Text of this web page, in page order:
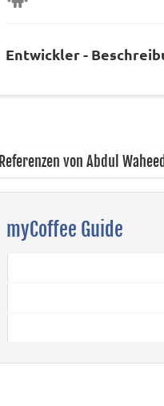
Entwickler -
Referenzen von Abdul Waheed
myCoffee Guide